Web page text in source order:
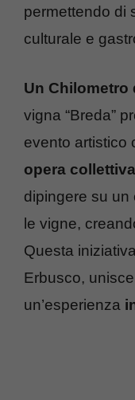
permettendo di
culturale e
Un Chilometro
vigna “Breda”
evento artistico
opera collettiva
dipingere su un
le vigne,
Questa
Erbusco,
un’esperienza